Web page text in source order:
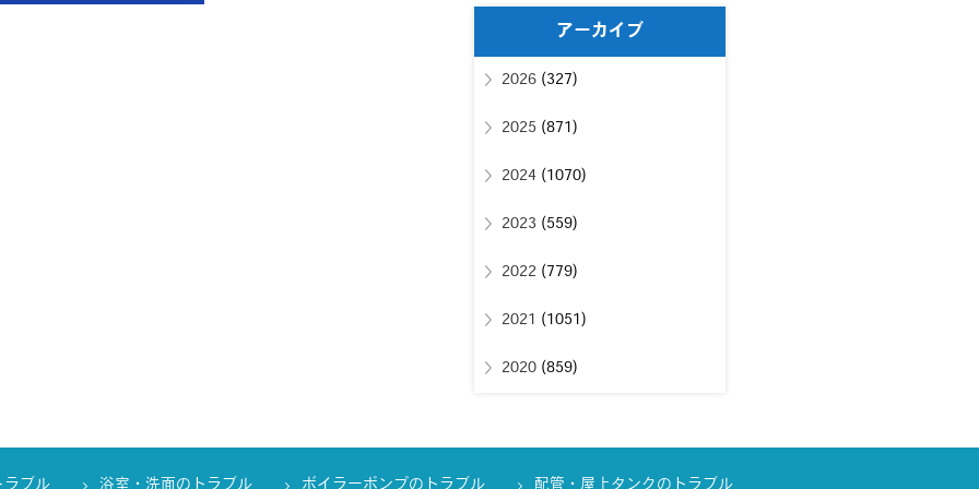
アーカイブ
2026(327)
2025 (871)
2024(1070)
2023 (559)
2022(779)
2021 (1051)
2020(859)
ラブル 浴室・洗面のトラブル ボイラーポンプのトラブル 配管・屋上タンクのトラブル